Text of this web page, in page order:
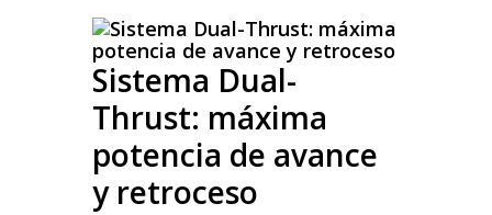
Sistema Dual-
Thrust: máxima
potencia de avance
y retroceso